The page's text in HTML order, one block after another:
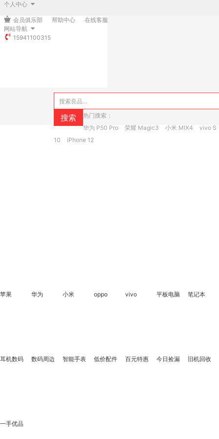
个人中心
会员俱乐部 帮助中心
在线客服
网站导航
15941100315
搜索
热门搜索：
华为 P50 Pro
荣耀 Magic3 小米 MIX4
vivo S
10
iPhone 12
苹果 华为 小米 oppo vivo 平板电脑 笔记本
耳机数码 数码周边 智能手表 低价配件 百元特惠 今日捡漏 旧机回收
一手优品